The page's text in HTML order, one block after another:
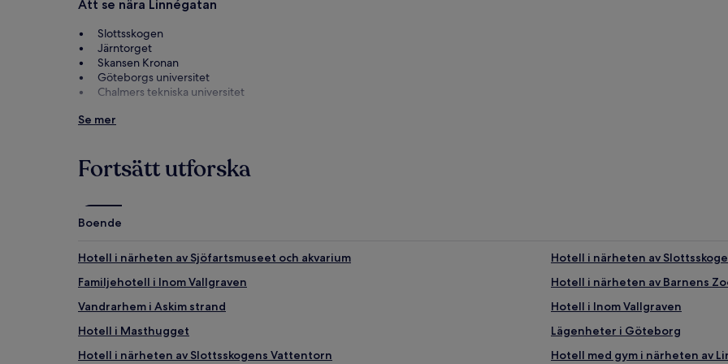
Att se nära Linnégatan
Slottsskogen
Järntorget
Skansen Kronan
Göteborgs universitet
Chalmers tekniska universitet
Att göra nära Linnégatan
Hagabion
Liseberg
Så tar du dig till Linnégatan
Resa med tunnelbana till Linnégatan
Prinsgatan spårvagnshållplats (0,2 km)
Järntorget spårvagnshållplats (0,6 km)
Se mer
Fortsätt utforska
Boende
Hotell i närheten av Sjöfartsmuseet och akvarium
Hotell i närheten av
Familjehotell i Inom Vallgraven
Hotell i närheten av Barnens
Vandrarhem i Askim strand
Hotell i Inom Vallgraven
Hotell i Masthugget
Lägenheter i Göteborg
Hotell i närheten av Slottsskogens Vattentorn
Hotell med gym i närheten av